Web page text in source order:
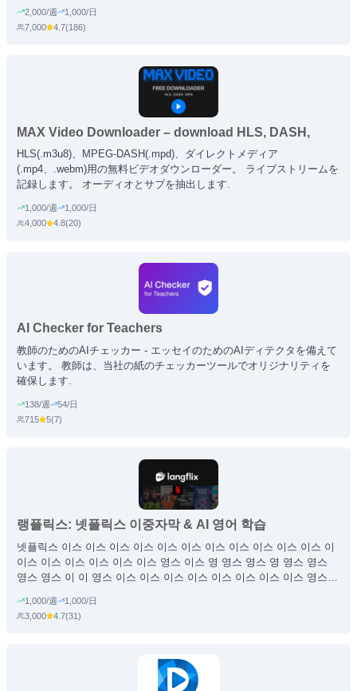
2,000/週
1,000/日
7,000
4.7(186)
MAX Video Downloader – download HLS, DASH,
MP4/WEBM, LIVE streams
HLS(.m3u8)、MPEG-DASH(.mpd)、ダイレクトメディア
(.mp4、.webm)用の無料ビデオダウンローダー。 ライブストリームを
記録します。 オーディオとサブを抽出します.
1,000/週
1,000/日
4,000
4.8(20)
AI Checker for Teachers
教師のためのAIチェッカー - エッセイのためのAIディテクタを備えて
います。 教師は、当社の紙のチェッカーツールでオリジナリティを
確保します.
138/週
54/日
715
5(7)
랭플릭스: 넷플릭스 이중자막 & AI 영어 학습
넷플릭스 이스 이스 이스 이스 이스 이스 이스 이스 이스 이스 이스 이
이스 이스 이스 이스 이스 이스 영스 이스 영 영스 영스 영 영스 영스
영스 영스 이 이 영스 이스 이스 이스 이스 이스 이스 이스 이스 영스
영 영 영 영 영 영 영 영 영 영 영 영 영 영 영 영 영 영 영 영 영 영 영 영
영 영 영 영 영 영 영 영 영 영 영 영 영 영 영 영 영 영 영 영 영 영 영 영
1,000/週
1,000/日
3,000
4.7(31)